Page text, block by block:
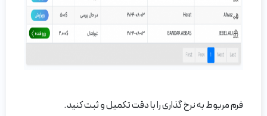
فرم مربوط به نرخ گذاری را با دقت تکمیل و ثبت کنید.